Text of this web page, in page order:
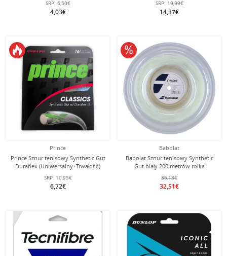
SRP: 6,50€
4,03€
SRP: 19,99€
14,37€
Prince
Prince Sznur tenisowy Synthetic Gut
Duraflex (Uniwersalny+Trwałość)
niebieski 12m Zestaw
SRP: 10,95€
6,72€
Babolat
Babolat Sznur tenisowy Synthetic
Gut biały 200 metrów rolka
36,13€
32,51€
10% obniżone